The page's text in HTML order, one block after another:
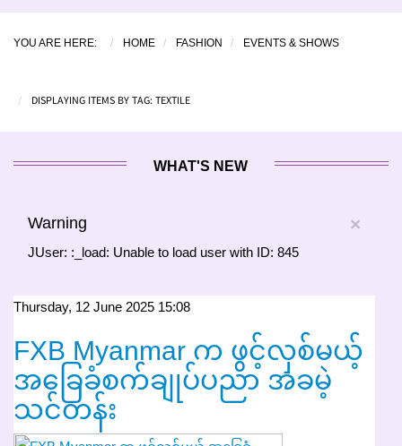
YOU ARE HERE: HOME FASHION EVENTS & SHOWS
DISPLAYING ITEMS BY TAG: TEXTILE
WHAT'S NEW
×
Warning
JUser: :_load: Unable to load user with ID: 845
Thursday, 12 June 2025 15:08
FXB Myanmar က ဖွင့်လှစ်မယ့်
အခြေခံစက်ချုပ်ပညာ အခမဲ့
သင်တန်း